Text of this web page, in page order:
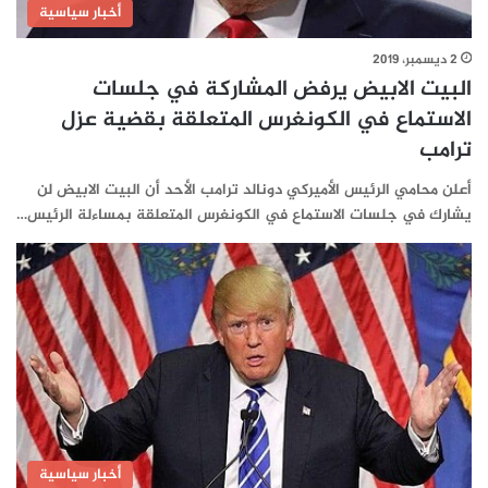
أخبار سياسية
2 ديسمبر، 2019
البيت الابيض يرفض المشاركة في جلسات
الاستماع في الكونغرس المتعلقة بقضية عزل
ترامب
أعلن محامي الرئيس الأميركي دونالد ترامب الأحد أن البيت الابيض لن
يشارك في جلسات الاستماع في الكونغرس المتعلقة بمساءلة الرئيس…
أخبار سياسية